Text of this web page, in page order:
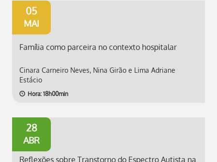
05
MAI
Família como parceira no contexto hospitalar
Cinara Carneiro Neves, Nina Girão e Lima Adriane
Estácio
Hora: 18h00min
28
ABR
Reflexões sobre Transtorno do Espectro Autista na